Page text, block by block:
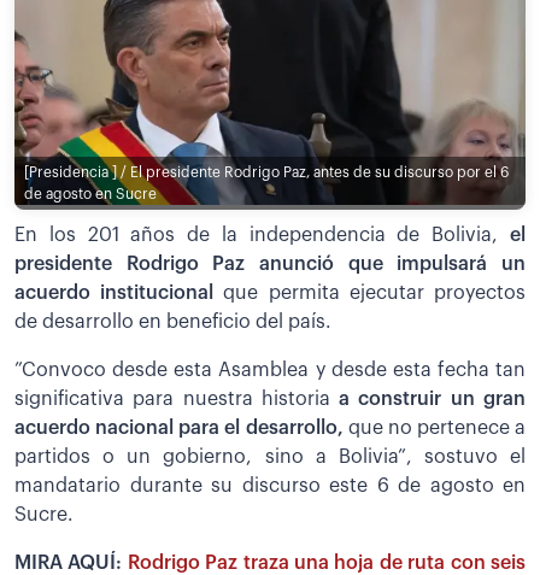
[Presidencia ] / El presidente Rodrigo Paz, antes de su discurso por el 6
de agosto en Sucre
En los 201 años de la independencia de Bolivia, el
presidente Rodrigo Paz anunció que impulsará un
acuerdo institucional
que permita ejecutar proyectos
de desarrollo en beneficio del país.
”Convoco desde esta Asamblea y desde esta fecha tan
significativa para nuestra historiaa construir un gran
acuerdo nacional para el desarrollo, que no pertenece a
partidos o un gobierno, sino a Bolivia”, sostuvo el
mandatario durante su discurso este 6 de agosto en
Sucre.
MIRA AQUÍ: Rodrigo Paz traza una hoja de ruta con seis